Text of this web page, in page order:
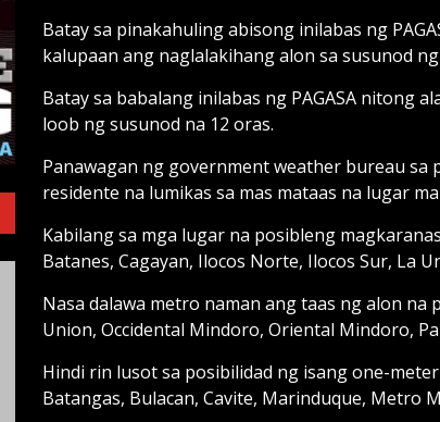
Batay sa pinakahuling abisong inilabas ng
kalupaan ang naglalakihang alon sa susunod
Batay sa babalang inilabas ng PAGASA nitong
loob ng susunod na 12 oras.
Panawagan ng government weather bureau sa
residente na lumikas sa mas mataas na lugar
Kabilang sa mga lugar na posibleng
Batanes, Cagayan, Ilocos Norte, Ilocos Sur, La
Nasa dalawa metro naman ang taas ng alon na
Union, Occidental Mindoro, Oriental Mindoro,
Hindi rin lusot sa posibilidad ng isang one-
Batangas, Bulacan, Cavite, Marinduque, Metro